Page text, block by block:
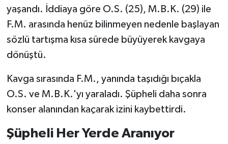
yaşandı. İddiaya göre O.S. (25), M.B.K. (29) ile
F.M. arasında henüz bilinmeyen nedenle başlayan
sözlü tartışma kısa sürede büyüyerek kavgaya
dönüştü.
Kavga sırasında F.M., yanında taşıdığı bıçakla
O.S. ve M.B.K.'yı yaraladı. Şüpheli daha sonra
konser alanından kaçarak izini kaybettirdi.
Şüpheli Her Yerde Aranıyor
Sokak Hayvanlarını Sahiplendirme
Spor
Vasıta
Yaşam